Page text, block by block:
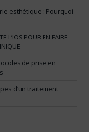
esthétique : Pourquoi
L’IOS POUR EN FAIRE
de prise en
d’un traitement